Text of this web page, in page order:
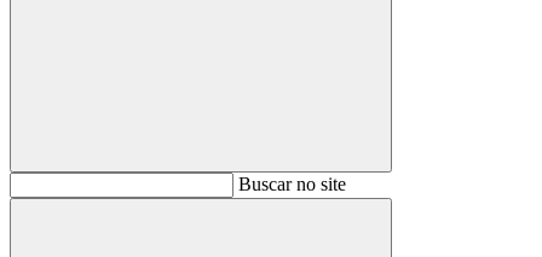
BuscarBuscar no site